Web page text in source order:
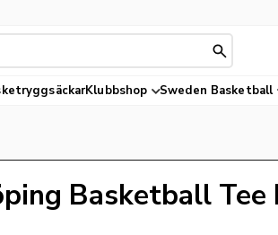
Klubbshop Sweden Basketball
Basketball